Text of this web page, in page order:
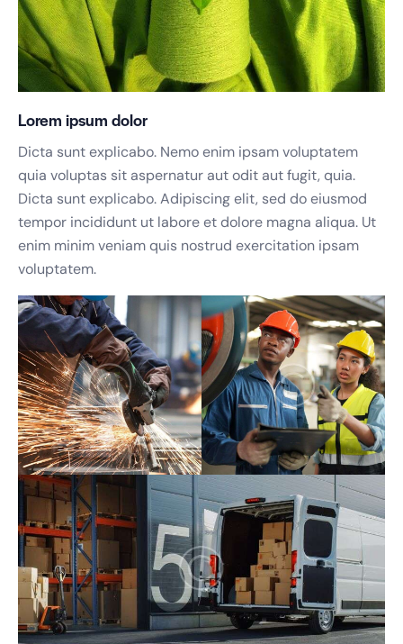
Lorem ipsum dolor
Dicta sunt explicabo. Nemo enim ipsam voluptatem
quia voluptas sit aspernatur aut odit aut fugit, quia.
Dicta sunt explicabo. Adipiscing elit, sed do eiusmod
tempor incididunt ut labore et dolore magna aliqua. Ut
enim minim veniam quis nostrud exercitation ipsam
voluptatem.